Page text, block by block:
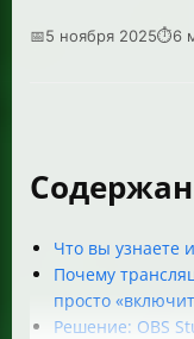
📅5 ноября 2025⏱6
Что вы узнаете
Почему
просто
Решение: OBS